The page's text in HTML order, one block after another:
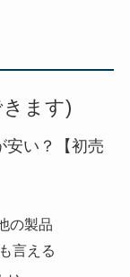
ます)
安い？【初売
の製品
言える